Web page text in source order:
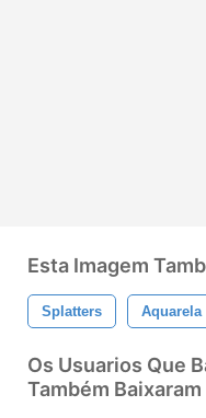
Esta Imagem
Splatters Aquarela
Os Usuarios Que
Também Baixaram